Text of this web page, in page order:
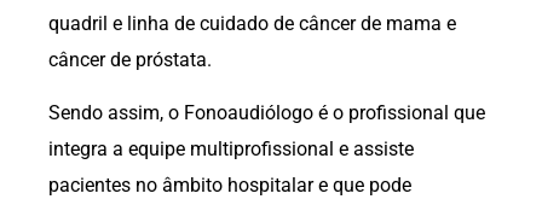
quadril e linha de cuidado de câncer de mama e
câncer de próstata.
Sendo assim, o Fonoaudiólogo é o profissional que
integra a equipe multiprofissional e assiste
pacientes no âmbito hospitalar e que pode